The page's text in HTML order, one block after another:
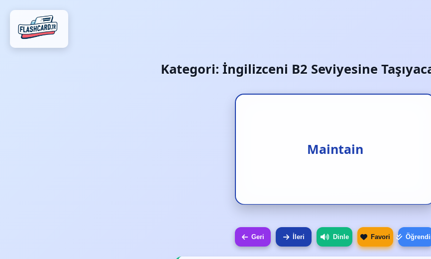
Kategori: İngilizceni B2 Seviyesine
Maintain
Sürdürmek
Geri İleri Dinle Favori